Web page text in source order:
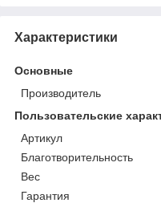
Характеристики
Основные
Производитель
Пользовательские
Артикул
Благотворительность
Вес
Гарантия